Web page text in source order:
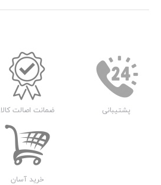
پشتیبانی ضمانت اصالت کالا
خرید آسان